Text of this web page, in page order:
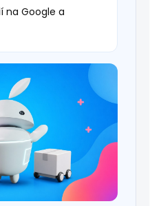
na Google a